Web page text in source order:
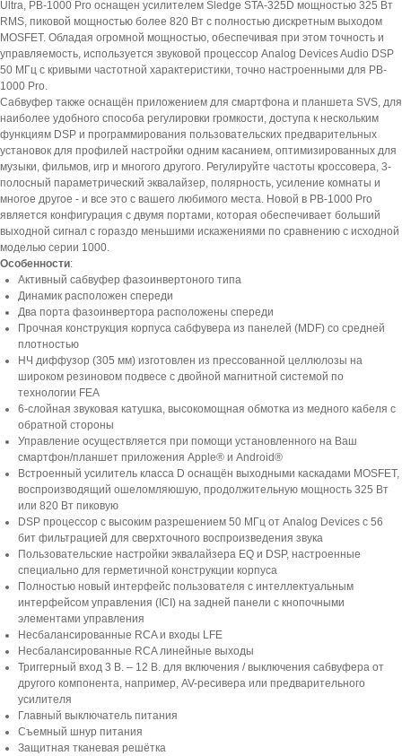
Ultra, PB-1000 Pro оснащен усилителем Sledge STA-325D мощностью 325 Вт
RMS, пиковой мощностью более 820 Вт с полностью дискретным выходом
MOSFET. Обладая огромной мощностью, обеспечивая при этом точность и
управляемость, используется звуковой процессор Analog Devices Audio DSP
50 МГц с кривыми частотной характеристики, точно настроенными для PB-
1000 Pro.
Сабвуфер также оснащён приложением для смартфона и планшета SVS, для
наиболее удобного способа регулировки громкости, доступа к нескольким
функциям DSP и программирования пользовательских предварительных
установок для профилей настройки одним касанием, оптимизированных для
музыки, фильмов, игр и многого другого. Регулируйте частоты кроссовера, 3-
полосный параметрический эквалайзер, полярность, усиление комнаты и
многое другое - и все это с вашего любимого места. Новой в PB-1000 Pro
является конфигурация с двумя портами, которая обеспечивает больший
выходной сигнал с гораздо меньшими искажениями по сравнению с исходной
моделью серии 1000.
Особенности:
Активный сабвуфер фазоинвертоного типа
Динамик расположен спереди
Два порта фазоинвертора расположены спереди
Прочная конструкция корпуса сабфувера из панелей (MDF) со средней
плотностью
НЧ диффузор (305 мм) изготовлен из прессованной целлюлозы на
широком резиновом подвесе с двойной магнитной системой по
технологии FEA
6-слойная звуковая катушка, высокомощная обмотка из медного кабеля с
обратной стороны
Управление осуществляется при помощи установленного на Ваш
смартфон/планшет приложения Apple® и Android®
Встроенный усилитель класса D оснащён выходными каскадами MOSFET,
воспроизводящий ошеломляюшую, продолжительную мощность 325 Вт
или 820 Вт пиковую
DSP процессор с высоким разрешением 50 МГц от Analog Devices с 56
бит фильтрацией для сверхточного воспроизведения звука
Пользовательские настройки эквалайзера EQ и DSP, настроенные
специально для герметичной конструкции корпуса
Полностью новый интерфейс пользователя с интеллектуальным
интерфейсом управления (ICI) на задней панели с кнопочными
элементами управления
Несбалансированные RCA и входы LFE
Несбалансированные RCA линейные выходы
Триггерный вход 3 В. – 12 В. для включения / выключения сабвуфера от
другого компонента, например, AV-ресивера или предварительного
усилителя
Главный выключатель питания
Съемный шнур питания
Защитная тканевая решётка